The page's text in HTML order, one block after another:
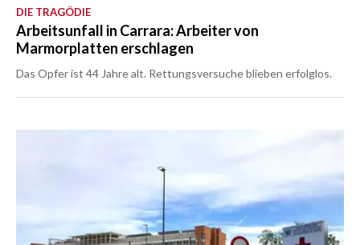
DIE TRAGÖDIE
Arbeitsunfall in Carrara: Arbeiter von
Marmorplatten erschlagen
Das Opfer ist 44 Jahre alt. Rettungsversuche blieben erfolglos.